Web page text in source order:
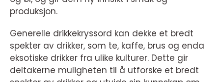
produksjon.
Generelle drikkekryssord kan dekke et bredt
spekter av drikker, som te, kaffe, brus og enda
eksotiske drikker fra ulike kulturer. Dette gir
deltakerne muligheten til å utforske et bredt